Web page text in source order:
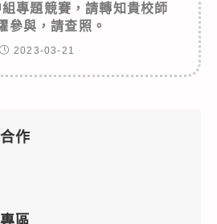
專題競賽，請轉知貴校師
參與，請查照。
2023-03-21
作
區